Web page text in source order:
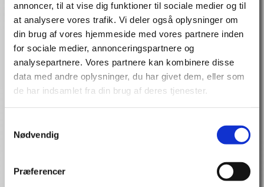
annoncer, til at vise dig funktioner til sociale medier og til
at analysere vores trafik. Vi deler også oplysninger om
din brug af vores hjemmeside med vores partnere inden
for sociale medier, annonceringspartnere og
analysepartnere. Vores partnere kan kombinere disse
data med andre oplysninger, du har givet dem, eller som
de har indsamlet fra din brug af deres tjenester.
Nødvendig
Præferencer
Fremtidens arbejdsplads, motivation, generation og
udfordringer
It og ny teknologis betydning for samfund,
virksomheder og mennesker
Børn, unge og kompetencer i fremtidens samfund
De digitale indfødte – uddannelse og arbejde
Ledelse i en kompleks verden
Marianne Levinsen holder foredrag om:
tendenser